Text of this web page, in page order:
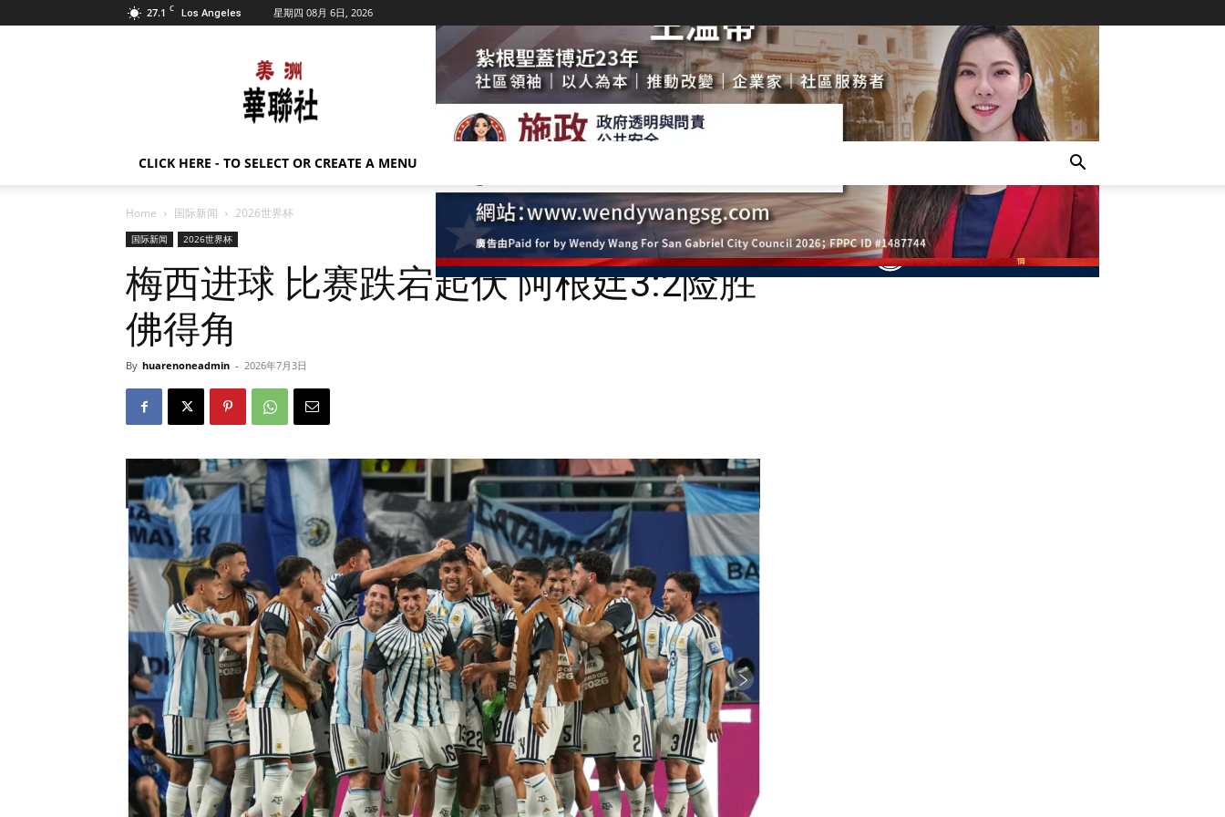
27.1 C Los Angeles 星期四 08月 6日, 2026
美
洲
华
联
CLICK HERE - TO SELECT OR CREATE A MENU
Home 国际新闻 2026世界杯
国际新闻 2026世界杯
梅西进球 比赛跌宕起伏 阿根廷3:2险胜
佛得角
By huarenoneadmin - 2026年7月3日
- Advertisement -